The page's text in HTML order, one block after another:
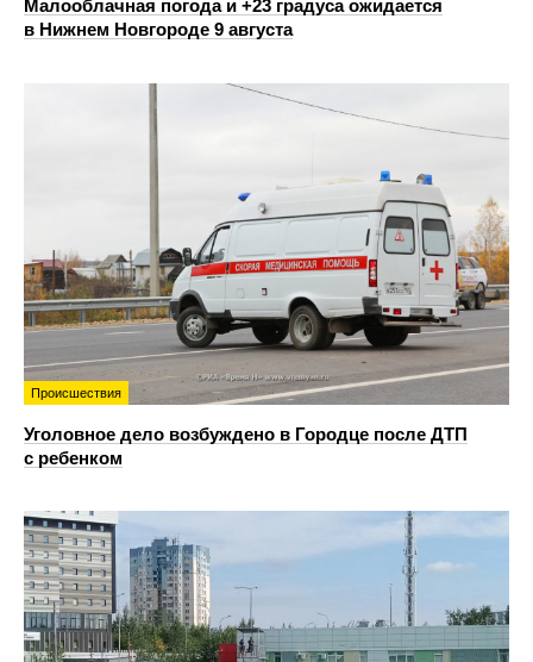
Малооблачная погода и +23 градуса ожидается
в Нижнем Новгороде 9 августа
Происшествия
Уголовное дело возбуждено в Городце после ДТП
с ребенком